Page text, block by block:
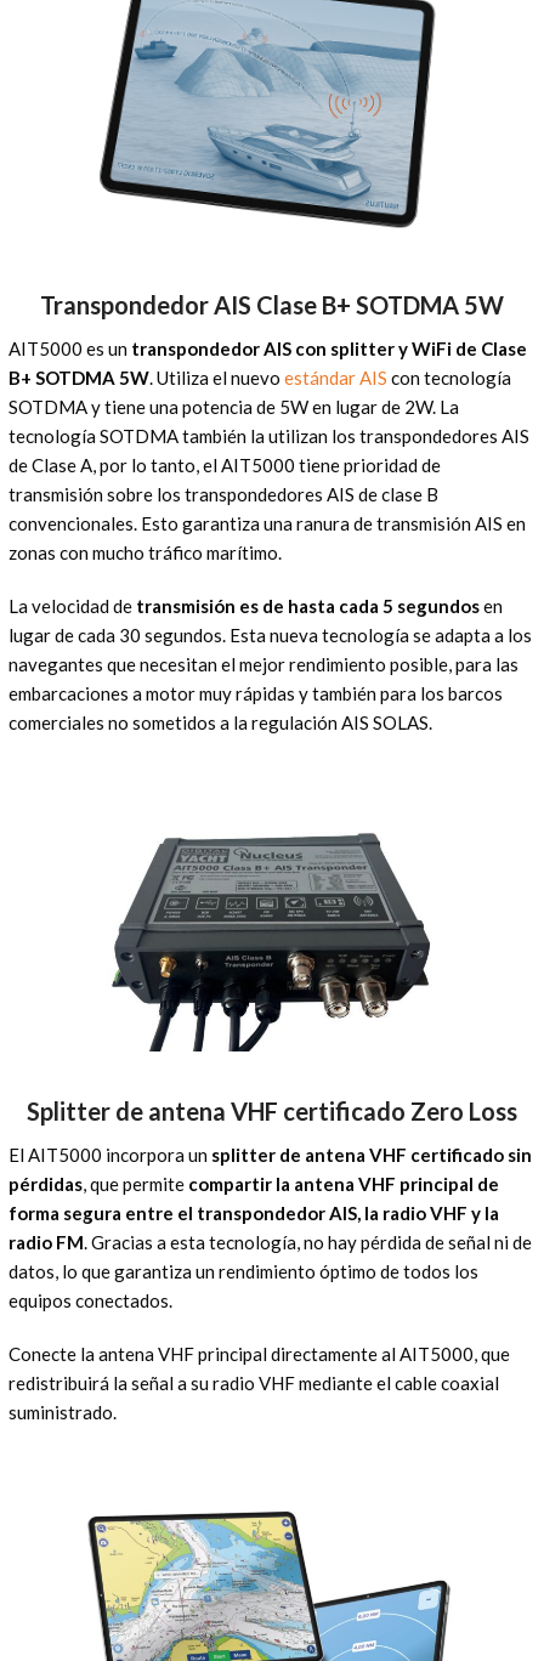
Transpondedor AIS Clase B+ SOTDMA 5W
AIT5000 es un transpondedor AIS con splitter y WiFi de Clase
B+ SOTDMA 5W. Utiliza el nuevoestándar AIS con tecnología
SOTDMA y tiene una potencia de 5W en lugar de 2W. La
tecnología SOTDMA también la utilizan los transpondedores AIS
de Clase A, por lo tanto, el AIT5000 tiene prioridad de
transmisión sobre los transpondedores AIS de clase B
convencionales. Esto garantiza una ranura de transmisión AIS en
zonas con mucho tráfico marítimo.
La velocidad de transmisión es de hasta cada 5 segundosen
lugar de cada 30 segundos. Esta nueva tecnología se adapta a los
navegantes que necesitan el mejor rendimiento posible, para las
embarcaciones a motor muy rápidas y también para los barcos
comerciales no sometidos a la regulación AIS SOLAS.
Splitter de antena VHF certificado Zero Loss
El AIT5000 incorpora un splitter de antena VHF certificado sin
pérdidas, que permite compartir la antena VHF principal de
forma segura entre el transpondedor AIS, la radio VHF y la
radio FM. Gracias a esta tecnología, no hay pérdida de señal ni de
datos, lo que garantiza un rendimiento óptimo de todos los
equipos conectados.
Conecte la antena VHF principal directamente al AIT5000, que
redistribuirá la señal a su radio VHF mediante el cable coaxial
suministrado.